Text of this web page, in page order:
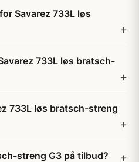
Savarez 733L løs
733L løs bratsch-
733L løs bratsch-streng
streng G3 på tilbud?